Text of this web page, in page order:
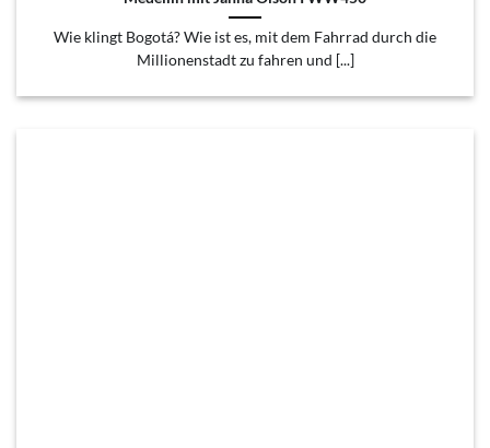
Wie klingt Bogotá? Wie ist es, mit dem Fahrrad durch die
Millionenstadt zu fahren und [...]